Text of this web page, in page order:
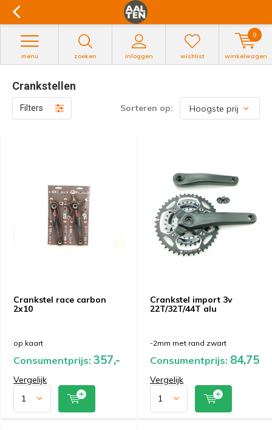
zoeken inloggen
menu wishlist winkelwagen
0
Crankstellen
Filters Sorteren op:
Crankstel race carbon
2x10
op kaart
Consumentprijs: 357,-
Vergelijk
Crankstel import 3v
22T/32T/44T alu
-2mm met rand zwart
Consumentprijs: 84,75
Vergelijk